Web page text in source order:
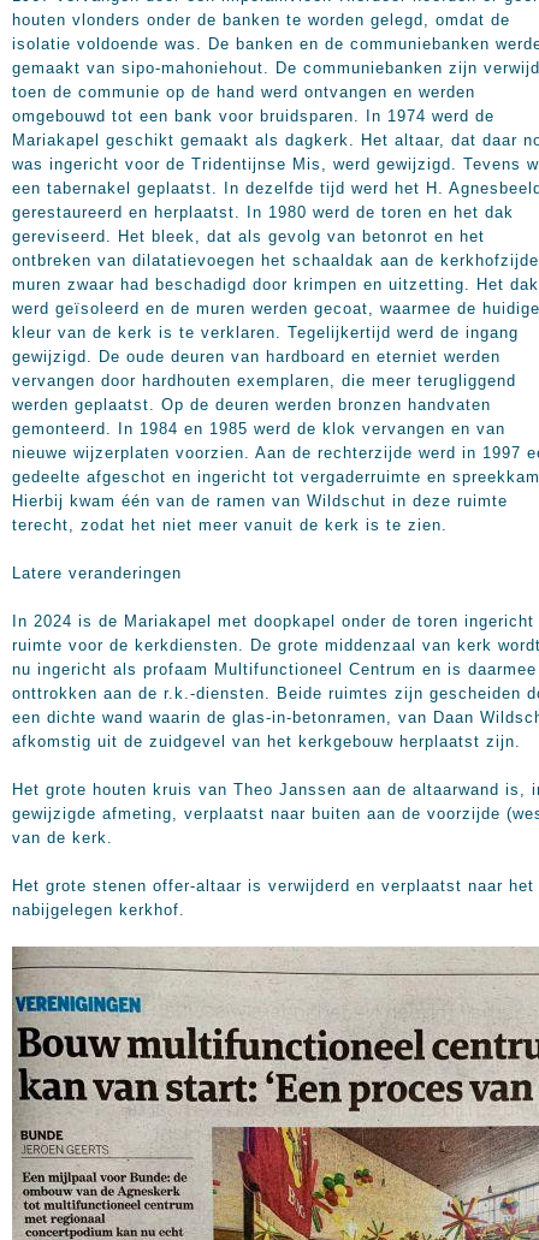
houten vlonders onder de banken te worden gelegd, omdat de
isolatie voldoende was. De banken en de communiebanken
gemaakt van sipo-mahoniehout. De communiebanken zijn
toen de communie op de hand werd ontvangen en werden
omgebouwd tot een bank voor bruidsparen. In 1974 werd de
Mariakapel geschikt gemaakt als dagkerk. Het altaar, dat daar
was ingericht voor de Tridentijnse Mis, werd gewijzigd. Tevens
een tabernakel geplaatst. In dezelfde tijd werd het H.
gerestaureerd en herplaatst. In 1980 werd de toren en het dak
gereviseerd. Het bleek, dat als gevolg van betonrot en het
ontbreken van dilatatievoegen het schaaldak aan de
muren zwaar had beschadigd door krimpen en uitzetting. Het dak
werd geïsoleerd en de muren werden gecoat, waarmee de huidige
kleur van de kerk is te verklaren. Tegelijkertijd werd de ingang
gewijzigd. De oude deuren van hardboard en eterniet werden
vervangen door hardhouten exemplaren, die meer terugliggend
werden geplaatst. Op de deuren werden bronzen handvaten
gemonteerd. In 1984 en 1985 werd de klok vervangen en van
nieuwe wijzerplaten voorzien. Aan de rechterzijde werd in 1997
gedeelte afgeschot en ingericht tot vergaderruimte en
Hierbij kwam één van de ramen van Wildschut in deze ruimte
terecht, zodat het niet meer vanuit de kerk is te zien.
Latere veranderingen
In 2024 is de Mariakapel met doopkapel onder de toren
ruimte voor de kerkdiensten. De grote middenzaal van kerk
nu ingericht als profaam Multifunctioneel Centrum en is daarmee
onttrokken aan de r.k.-diensten. Beide ruimtes zijn gescheiden
een dichte wand waarin de glas-in-betonramen, van Daan
afkomstig uit de zuidgevel van het kerkgebouw herplaatst zijn.
Het grote houten kruis van Theo Janssen aan de altaarwand is,
gewijzigde afmeting, verplaatst naar buiten aan de voorzijde
van de kerk.
Het grote stenen offer-altaar is verwijderd en verplaatst naar het
nabijgelegen kerkhof.